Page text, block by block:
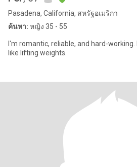
Pasadena, California, สหรัฐอเมริกา
ค้นหา: หญิง 35 - 55
I'm romantic, reliable, and hard-working.
like lifting weights.